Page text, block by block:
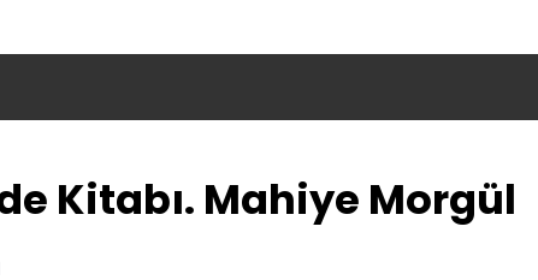
Kitabı. Mahiye Morgül